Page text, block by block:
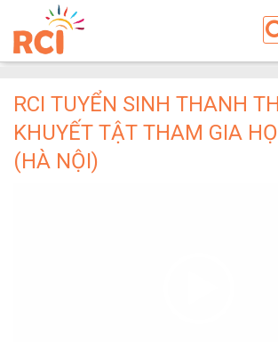
RCI TUYỂN SINH THANH
KHUYẾT TẬT THAM GIA
(HÀ NỘI)